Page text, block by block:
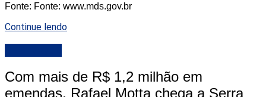
Fonte: Fonte: www.mds.gov.br
Continue lendo
Com mais de R$ 1,2 milhão em
emendas, Rafael Motta chega a Serra